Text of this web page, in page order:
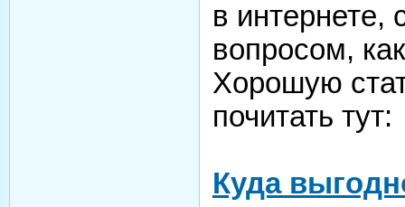
в интернете,
вопросом,
Хорошую
почитать тут:
Куда